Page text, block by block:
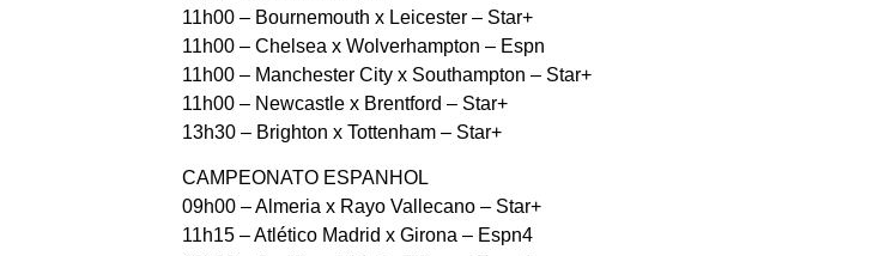
11h00 – Bournemouth x Leicester – Star+
11h00 – Chelsea x Wolverhampton – Espn
11h00 – Manchester City x Southampton – Star+
11h00 – Newcastle x Brentford – Star+
13h30 – Brighton x Tottenham – Star+
CAMPEONATO ESPANHOL
09h00 – Almeria x Rayo Vallecano – Star+
11h15 – Atlético Madrid x Girona – Espn4